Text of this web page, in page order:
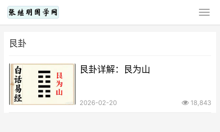
艮卦
艮卦详解：艮为山
2026-02-20 18,843